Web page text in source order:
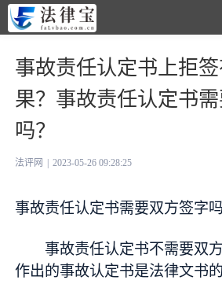
事故责任认定书上拒
果？事故责任认定书
吗？
法评网 2023-05-26 09:28:25
事故责任认定书需要双方签字吗
事故责任认定书不需要双
作出的事故认定书是法律文书